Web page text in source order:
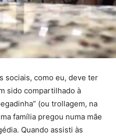
sociais, como eu, deve ter
sido compartilhado à
(ou trollagem, na
família pregou numa mãe
Quando assisti às